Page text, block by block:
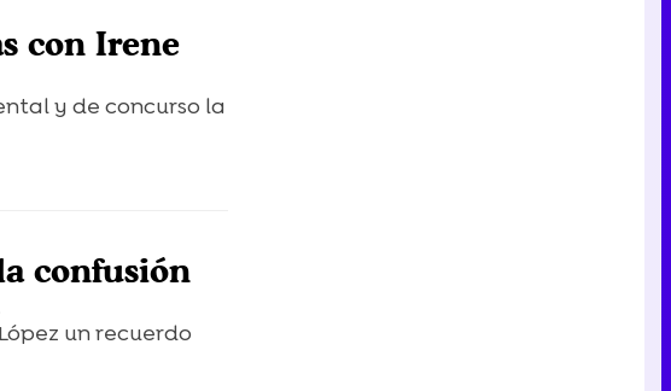
con Irene
y de concurso la
confusión
un recuerdo